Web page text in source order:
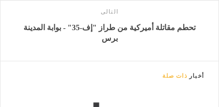
التالى
تحطم مقاتلة أميركية من طراز "إف-35" - بوابة المدينة
برس
أخبار ذات صلة